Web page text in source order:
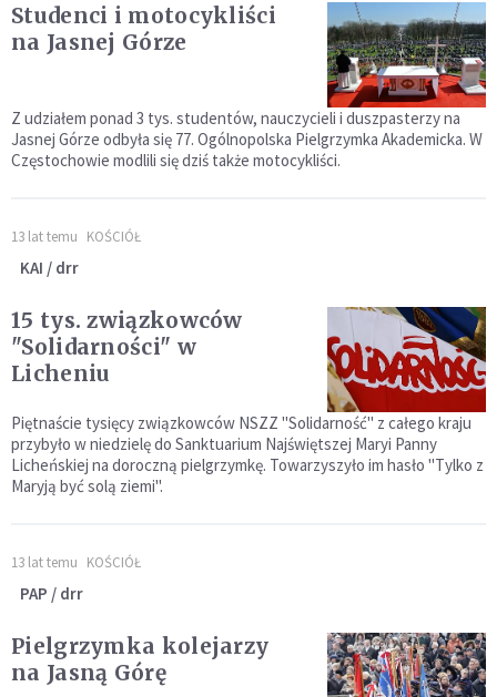
Studenci i motocykliści
na Jasnej Górze
Z udziałem ponad 3 tys. studentów, nauczycieli i duszpasterzy na
Jasnej Górze odbyła się 77. Ogólnopolska Pielgrzymka Akademicka. W
Częstochowie modlili się dziś także motocykliści.
13 lat temu KOŚCIÓŁ
KAI / drr
15 tys. związkowców
"Solidarności" w
Licheniu
Piętnaście tysięcy związkowców NSZZ "Solidarność" z całego kraju
przybyło w niedzielę do Sanktuarium Najświętszej Maryi Panny
Licheńskiej na doroczną pielgrzymkę. Towarzyszyło im hasło "Tylko z
Maryją być solą ziemi".
13 lat temu KOŚCIÓŁ
PAP / drr
Pielgrzymka kolejarzy
na Jasną Górę